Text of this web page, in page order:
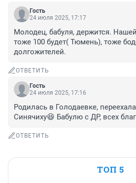
Гость
24 июля 2025, 17:17
Молодец, бабуля, держится. Нашей
тоже 100 будет( Тюмень), тоже
долгожителей.
ОТВЕТИТЬ
Гость
24 июля 2025, 17:16
Родилась в Голодаевке,
Синячиху😆 Бабулю с ДР, всех
ОТВЕТИТЬ
ТОП 5